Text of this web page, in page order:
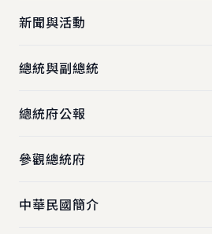
新聞與活動
總統與副總統
總統府公報
參觀總統府
中華民國簡介